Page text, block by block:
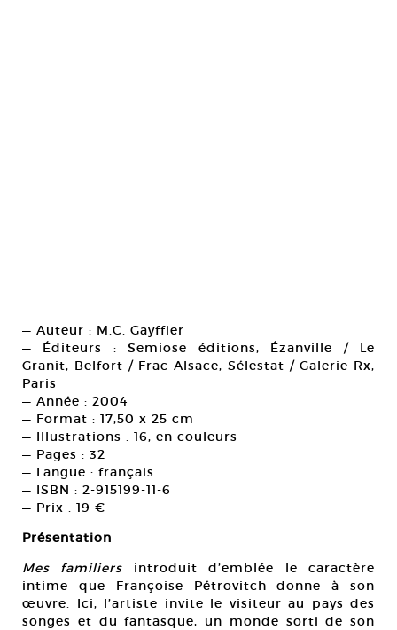
— Auteur : M.C. Gayffier
— Éditeurs : Semiose éditions, Ézanville / Le
Granit, Belfort / Frac Alsace, Sélestat / Galerie Rx,
Paris
— Année : 2004
— Format : 17,50 x 25 cm
— Illustrations : 16, en couleurs
— Pages : 32
— Langue : français
— ISBN : 2-915199-11-6
— Prix : 19 €
Présentation
Mes familiers introduit d’emblée le caractère
intime que Françoise Pétrovitch donne à son
œuvre. Ici, l’artiste invite le visiteur au pays des
songes et du fantasque, un monde sorti de son